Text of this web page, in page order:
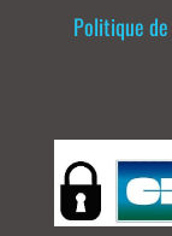
Politique